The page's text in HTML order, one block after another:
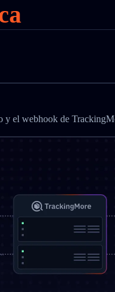
y el webhook de